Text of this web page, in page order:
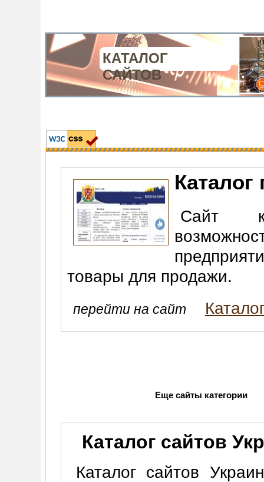
КАТАЛОГ
САЙТОВ
Сайт
товары для продажи.
перейти на сайт
Еще сайты категории
Каталог сайтов
Каталог сайтов